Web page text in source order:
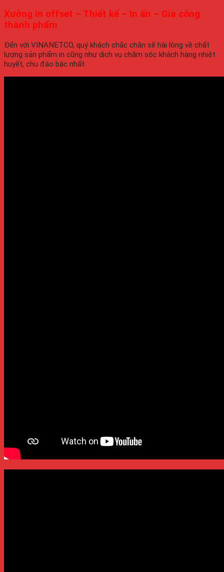
Xưởng in offset – Thiết kế – In ấn – Gia công
thành phẩm
Đến với VINANETCO, quý khách chắc chắn sẽ hài lòng về chất
lượng sản phẩm in cũng như dịch vụ chăm sóc khách hàng nhiệt
huyết, chu đáo bậc nhất.